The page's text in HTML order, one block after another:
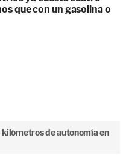
que con un gasolina o
de autonomía en